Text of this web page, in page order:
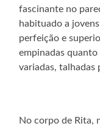
fascinante no
habituado a
perfeição e
empinadas quanto
variadas,
No corpo de Rita,